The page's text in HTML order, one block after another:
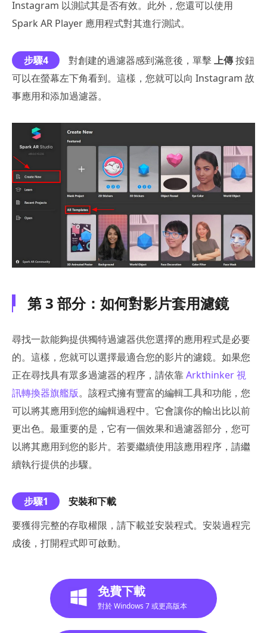
Instagram 以測試其是否有效。此外，您還可以使用
Spark AR Player 應用程式對其進行測試。
步驟4 對創建的過濾器感到滿意後，單擊上傳按鈕
可以在螢幕左下角看到。這樣，您就可以向 Instagram 故
事應用和添加過濾器。
第 3 部分：如何對影片套用濾鏡
尋找一款能夠提供獨特過濾器供您選擇的應用程式是必要
的。這樣，您就可以選擇最適合您的影片的濾鏡。如果您
正在尋找具有眾多過濾器的程序，請依靠Arkthinker 視
訊轉換器旗艦版。該程式擁有豐富的編輯工具和功能，您
可以將其應用到您的編輯過程中。它會讓你的輸出比以前
更出色。最重要的是，它有一個效果和過濾器部分，您可
以將其應用到您的影片。若要繼續使用該應用程序，請繼
續執行提供的步驟。
步驟1
安裝和下載
要獲得完整的存取權限，請下載並安裝程式。安裝過程完
成後，打開程式即可啟動。
免費下載
對於 Windows 7 或更高版本